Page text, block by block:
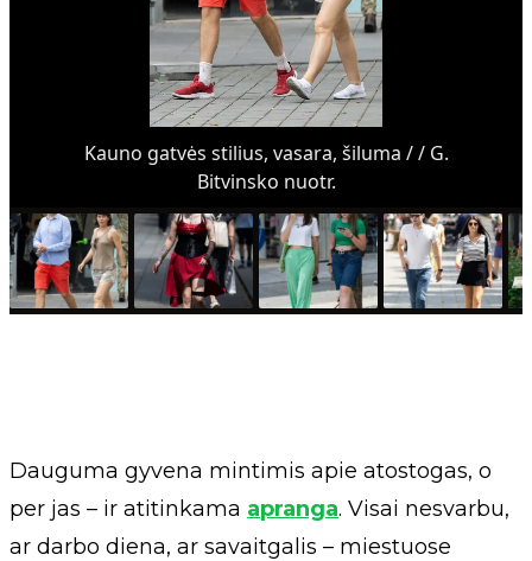
Kauno gatvės stilius, vasara, šiluma / / G.
Bitvinsko nuotr.
Dauguma gyvena mintimis apie atostogas, o
per jas – ir atitinkama apranga. Visai nesvarbu,
ar darbo diena, ar savaitgalis – miestuose